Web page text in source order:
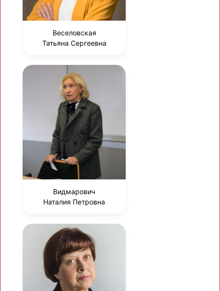
Веселовская
Татьяна Сергеевна
Видмарович
Наталия Петровна